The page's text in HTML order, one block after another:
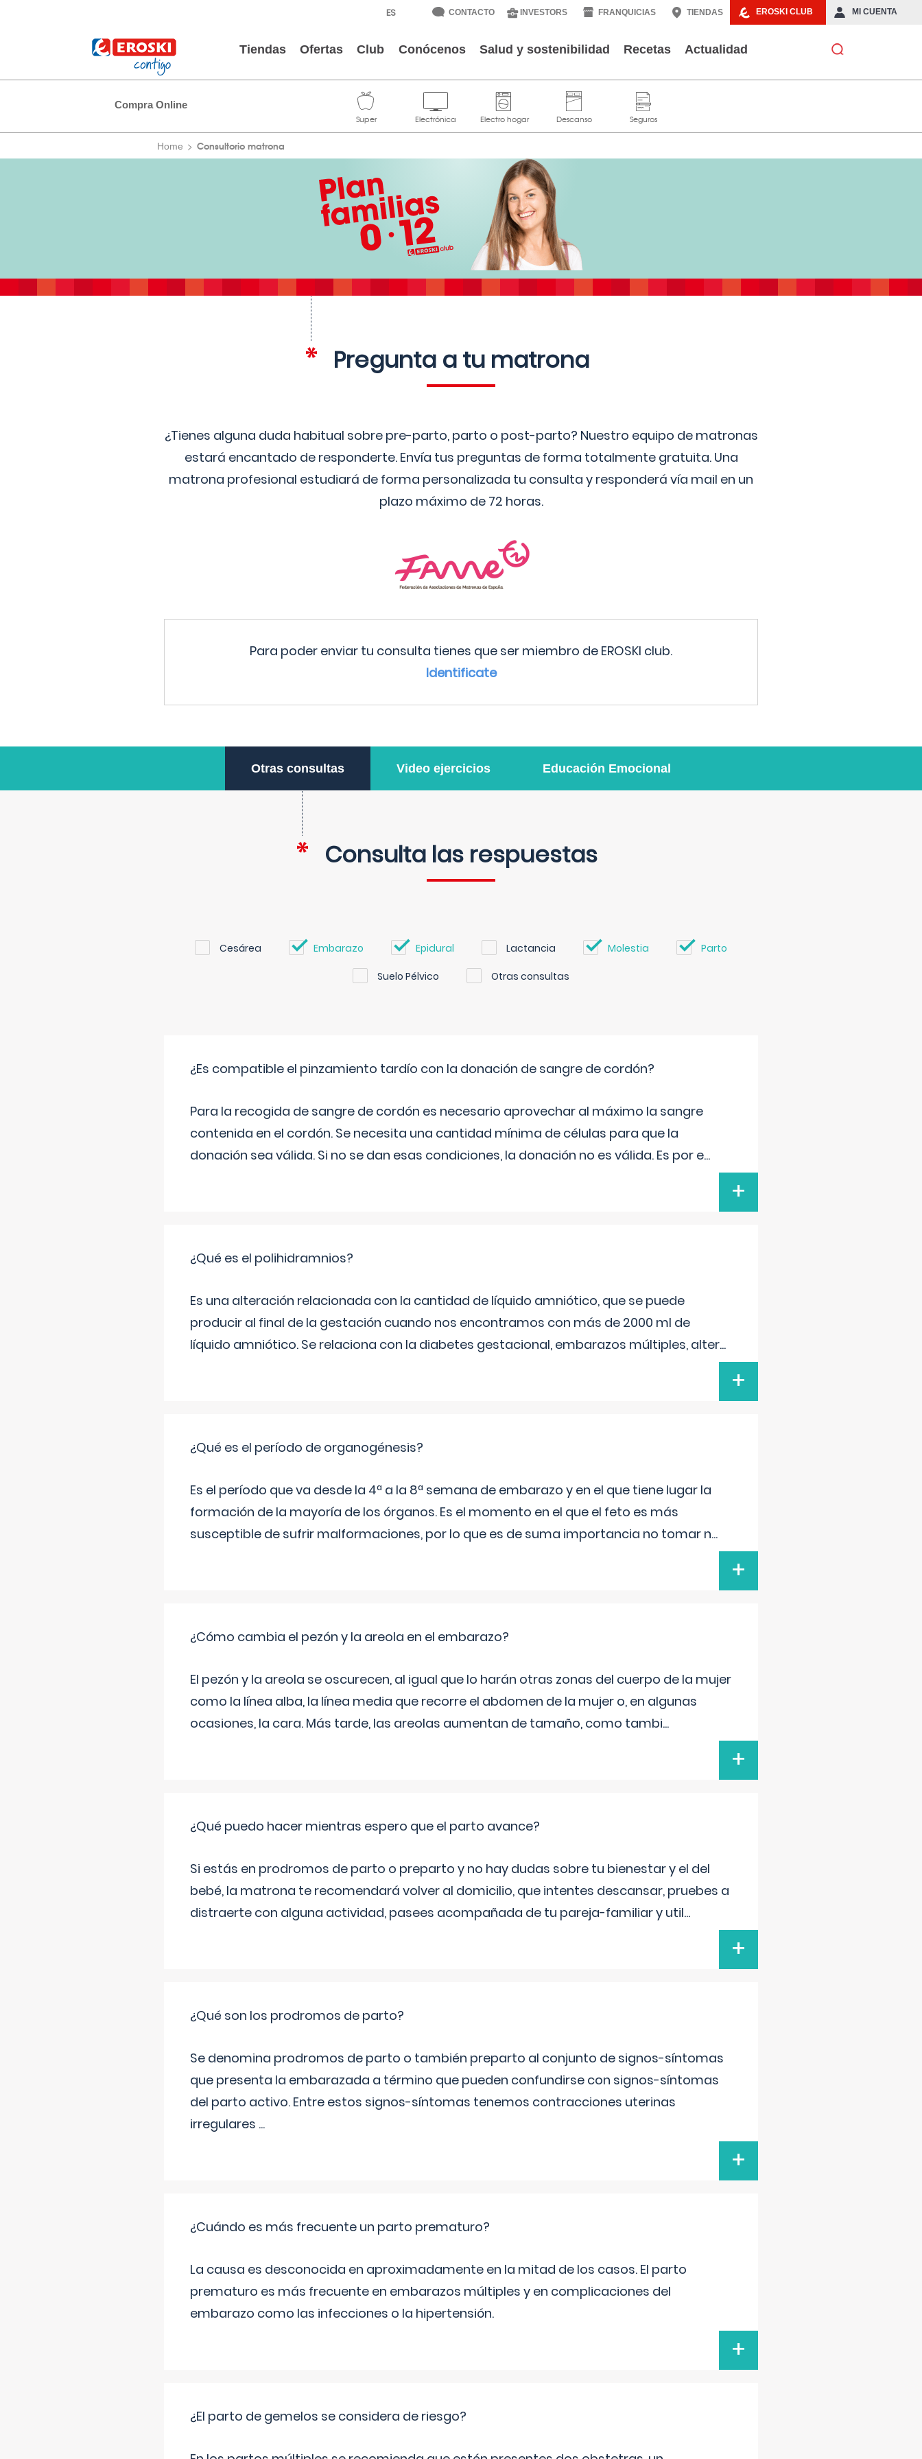
EROSKI CLUB MI CUENTA
CONTACTO INVESTORS FRANQUICIAS TIENDAS
Tiendas Ofertas Club Conócenos Salud y sostenibilidad Recetas Actualidad
Compra Online
Home Consultorio matrona
Pregunta a tu matrona
¿Tienes alguna duda habitual sobre pre-parto, parto o post-parto? Nuestro equipo de matronas
estará encantado de responderte. Envía tus preguntas de forma totalmente gratuita. Una
matrona profesional estudiará de forma personalizada tu consulta y responderá vía mail en un
plazo máximo de 72 horas.
Para poder enviar tu consulta tienes que ser miembro de EROSKI club.
Identificate
Otras consultas Video ejercicios Educación Emocional
Consulta las respuestas
Cesárea Embarazo Epidural Lactancia Molestia Parto
Suelo Pélvico Otras consultas
¿Es compatible el pinzamiento tardío con la donación de sangre de cordón?
Para la recogida de sangre de cordón es necesario aprovechar al máximo la sangre
contenida en el cordón. Se necesita una cantidad mínima de células para que la
donación sea válida. Si no se dan esas condiciones, la donación no es válida. Es por e...
+
¿Qué es el polihidramnios?
Es una alteración relacionada con la cantidad de líquido amniótico, que se puede
producir al final de la gestación cuando nos encontramos con más de 2000 ml de
líquido amniótico. Se relaciona con la diabetes gestacional, embarazos múltiples, alter...
+
¿Qué es el período de organogénesis?
Es el período que va desde la 4ª a la 8ª semana de embarazo y en el que tiene lugar la
formación de la mayoría de los órganos. Es el momento en el que el feto es más
susceptible de sufrir malformaciones, por lo que es de suma importancia no tomar n...
+
¿Cómo cambia el pezón y la areola en el embarazo?
El pezón y la areola se oscurecen, al igual que lo harán otras zonas del cuerpo de la mujer
como la línea alba, la línea media que recorre el abdomen de la mujer o, en algunas
ocasiones, la cara. Más tarde, las areolas aumentan de tamaño, como tambi...
+
¿Qué puedo hacer mientras espero que el parto avance?
Si estás en prodromos de parto o preparto y no hay dudas sobre tu bienestar y el del
bebé, la matrona te recomendará volver al domicilio, que intentes descansar, pruebes a
distraerte con alguna actividad, pasees acompañada de tu pareja-familiar y util...
+
¿Qué son los prodromos de parto?
Se denomina prodromos de parto o también preparto al conjunto de signos-síntomas
que presenta la embarazada a término que pueden confundirse con signos-síntomas
del parto activo. Entre estos signos-síntomas tenemos contracciones uterinas
irregulares ...
+
¿Cuándo es más frecuente un parto prematuro?
La causa es desconocida en aproximadamente en la mitad de los casos. El parto
prematuro es más frecuente en embarazos múltiples y en complicaciones del
embarazo como las infecciones o la hipertensión.
+
¿El parto de gemelos se considera de riesgo?